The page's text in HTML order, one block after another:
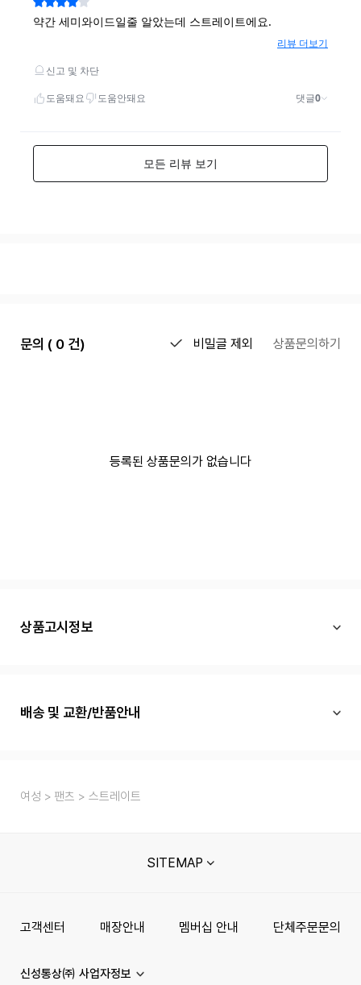
문의 ( 0 건) 비밀글 제외 상품문의하기
등록된 상품문의가 없습니다
상품고시정보
배송 및 교환/반품안내
여성 팬츠 스트레이트
SITEMAP
고객센터 매장안내 멤버십 안내 단체주문문의
신성통상㈜ 사업자정보